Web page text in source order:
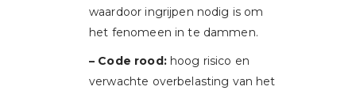
waardoor ingrijpen nodig is om
het fenomeen in te dammen.
– Code rood: hoog risico en
verwachte overbelasting van het